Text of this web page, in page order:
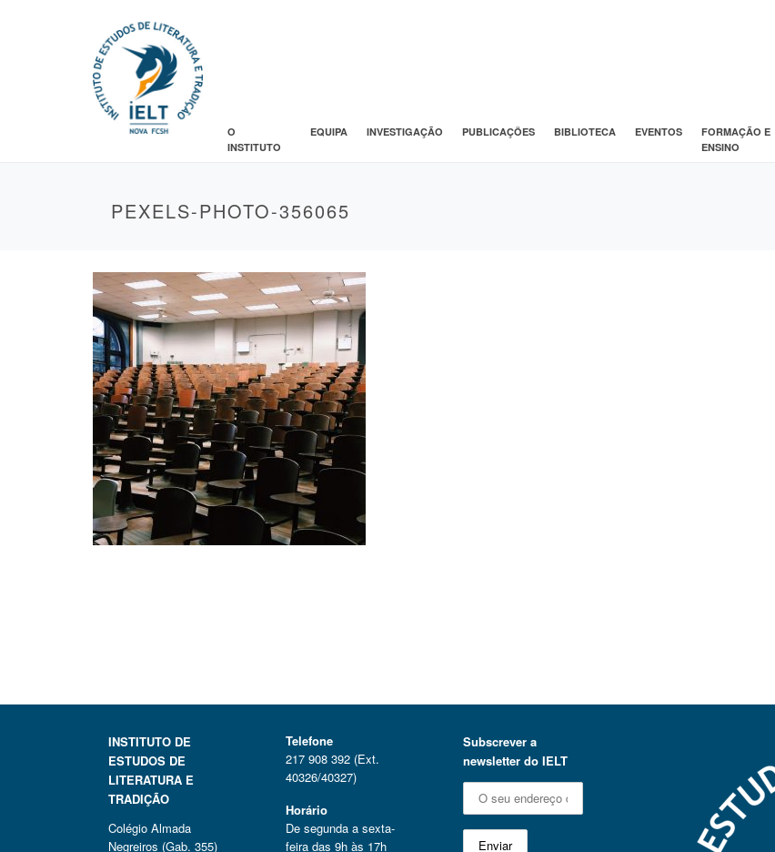
O
INSTITUTO
EQUIPA INVESTIGAÇÃO PUBLICAÇÕES BIBLIOTECA EVENTOS
FORMAÇÃO E
ENSINO
PEXELS-PHOTO-356065
INSTITUTO DE
ESTUDOS DE
LITERATURA E
TRADIÇÃO
Colégio Almada
Negreiros (Gab. 355)
Telefone
217 908 392 (Ext.
40326/40327)
Horário
De segunda a sexta-
feira das 9h às 17h
Subscrever a
newsletter do IELT